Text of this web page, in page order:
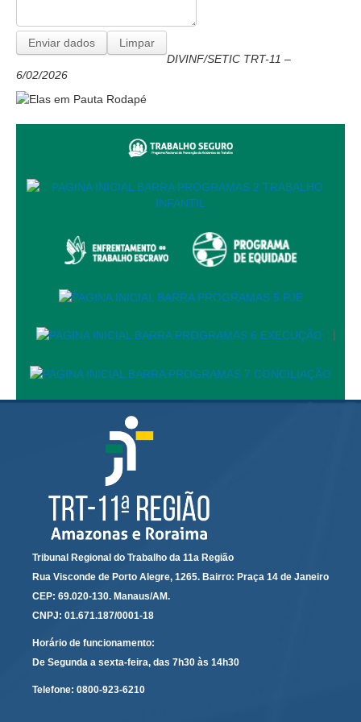
Governança
Governança de TI
Gestão Estratégica
Rede de Governança Colaborativa
Gestão de Riscos
Laboratório de Inovação
Assessoria de Governança de Gestão de Pessoas
Biblioteca
Responsabilidade Socioambiental
Comissão Permanente de Acessibilidade e Inclusão
Escola Judicial
Programa Trabalho Seguro
Coordenadoria de Saúde
Serviços
Ação Trabalhista (Atermação)
Atermação On-line - Interior de Roraima
Atermação On-line - Interior do Amazonas
Agendamento de Reclamação Verbal
Glossário
Consulta de Pautas
DIVINF/SETIC TRT-11 –
6/02/2026
|
Tribunal Regional do Trabalho da 11a Região
Rua Visconde de Porto Alegre, 1265. Bairro: Praça 14 de Janeiro
CEP: 69.020-130. Manaus/AM.
CNPJ: 01.671.187/0001-18
Horário de funcionamento:
De Segunda a sexta-feira, das 7h30 às 14h30
Telefone: 0800-923-6210